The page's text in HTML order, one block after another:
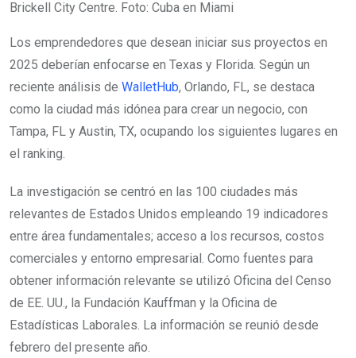
Brickell City Centre. Foto: Cuba en Miami
Los emprendedores que desean iniciar sus proyectos en
2025 deberían enfocarse en Texas y Florida. Según un
reciente análisis de WalletHub, Orlando, FL, se destaca
como la ciudad más idónea para crear un negocio, con
Tampa, FL y Austin, TX, ocupando los siguientes lugares en
el ranking.
La investigación se centró en las 100 ciudades más
relevantes de Estados Unidos empleando 19 indicadores
entre área fundamentales; acceso a los recursos, costos
comerciales y entorno empresarial. Como fuentes para
obtener información relevante se utilizó Oficina del Censo
de EE. UU., la Fundación Kauffman y la Oficina de
Estadísticas Laborales. La información se reunió desde
febrero del presente año.